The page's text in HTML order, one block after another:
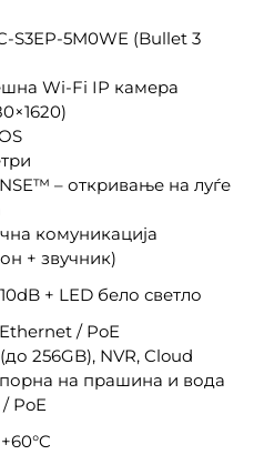
S3EP-5M0WE (Bullet 3
Wi-Fi IP камера
– откривање на луѓе
комуникација
+ звучник)
+ LED бело светло
/ PoE
256GB), NVR, Cloud
на прашина и вода
/ PoE